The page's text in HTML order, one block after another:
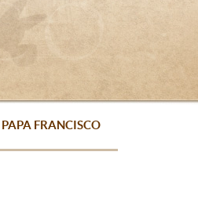
FRANCISCO